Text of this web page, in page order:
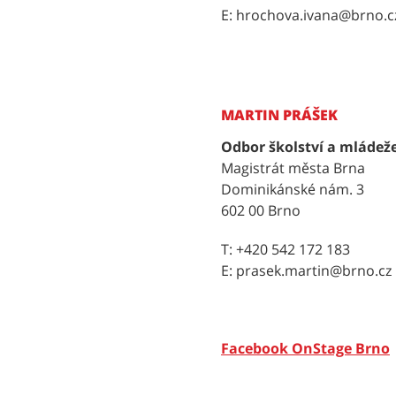
E:
MARTIN PRÁŠEK
Odbor školství a
Magistrát města Brna
Dominikánské nám. 3
602 00 Brno
T: +420 542 172 183
E: prasek.martin@brno.cz
Facebook OnStage Brno